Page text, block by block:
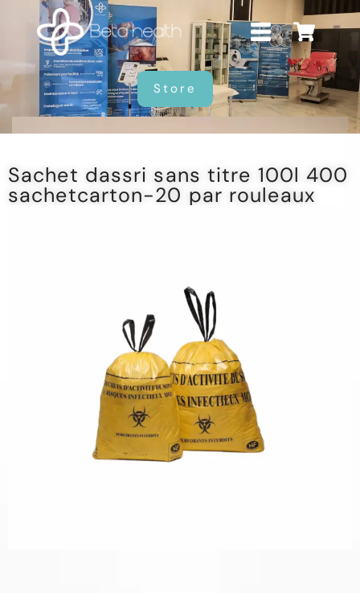
Store
Sachet dassri sans titre 100l 400
sachetcarton-20 par rouleaux